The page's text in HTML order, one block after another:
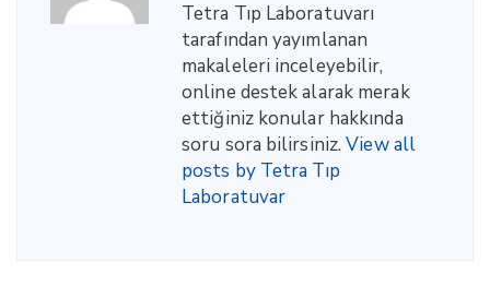
Tetra Tıp Laboratuvarı
tarafından yayımlanan
makaleleri inceleyebilir,
online destek alarak merak
ettiğiniz konular hakkında
soru sora bilirsiniz.View all
posts by Tetra Tıp
Laboratuvar